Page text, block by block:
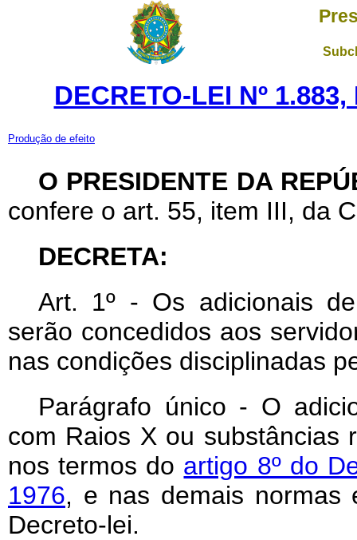
DECRETO-LEI Nº
Produção de efeito
O PRESIDENTE DA
confere o art. 55, item III, da
DECRETA:
Art. 1º - Os adicionais
serão concedidos aos
nas condições disciplinadas
Parágrafo único - O
com Raios X ou substâncias
nos termos do artigo 8º do
1976, e nas demais normas
Decreto-lei.